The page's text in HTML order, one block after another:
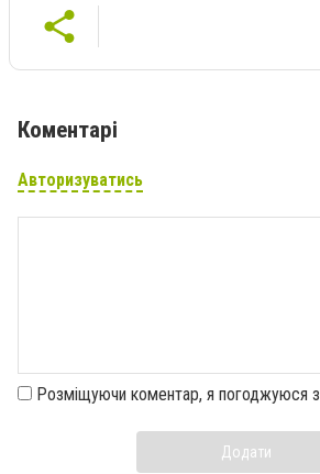
Коментарі
Авторизуватись
Розміщуючи коментар, я погоджуюся з
Додати